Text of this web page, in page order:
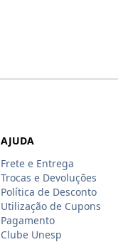
AJUDA
Frete e Entrega
Trocas e Devoluções
Política de Desconto
Utilização de Cupons
Pagamento
Clube Unesp